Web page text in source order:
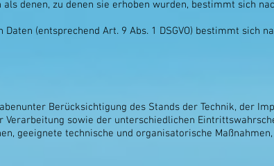
denen, zu denen sie erhoben wurden, bestimmt sich
(entsprechend Art. 9 Abs. 1 DSGVO) bestimmt sich
Berücksichtigung des Stands der Technik, der
Verarbeitung sowie der unterschiedlichen
geeignete technische und organisatorische